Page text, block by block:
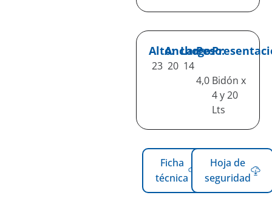
Alto:
23
Ancho:
20
Largo:
14
Peso:
4,0 Bidón x
4 y 20
Lts
Ficha
técnica
Hoja de
seguridad